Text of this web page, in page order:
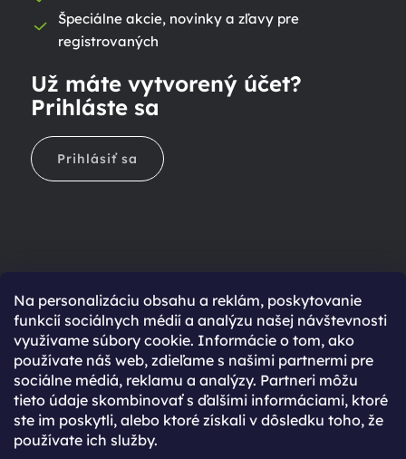
Na personalizáciu obsahu a reklám, poskytovanie
funkcií sociálnych médií a analýzu našej návštevnosti
využívame súbory cookie. Informácie o tom, ako
používate náš web, zdieľame s našimi partnermi pre
sociálne médiá, reklamu a analýzy. Partneri môžu
tieto údaje skombinovať s ďalšími informáciami, ktoré
ste im poskytli, alebo ktoré získali v dôsledku toho, že
používate ich služby.
Špeciálne akcie, novinky a zľavy pre
registrovaných
Už máte vytvorený účet?
Prihláste sa
Prihlásiť sa
Ešte nemáte účet?
Rýchlejší nákup vďaka uloženým údajom
Prehľad o stave objednávky
Kompletná história objednávok
Špeciálne akcie, novinky a zľavy pre registrovaných